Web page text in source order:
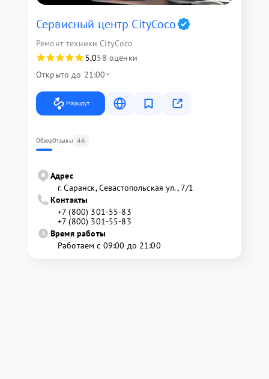
Сервисный центр CityCoco
Ремонт техники CityCoco
5,058 оценки
Открыто до 21:00
Маршрут
ОбзорОтзывы 46
Адрес
г. Саранск, Севастопольская ул., 7/1
Контакты
+7 (800) 301-55-83
+7 (800) 301-55-83
Время работы
Работаем с 09:00 до 21:00